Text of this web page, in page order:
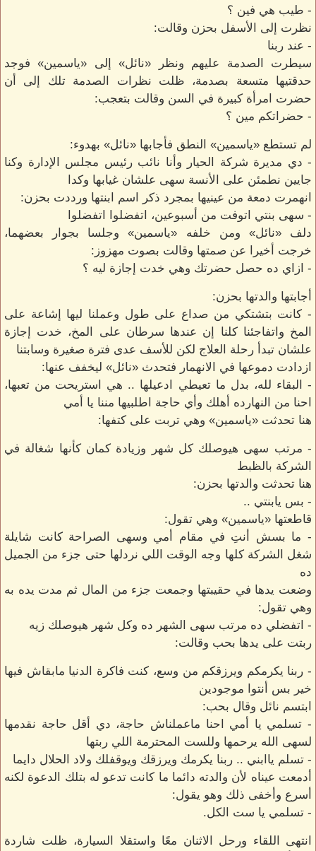
- طيب هي فين ؟
نظرت إلى الأسفل بحزن وقالت:
- عند ربنا
سيطرت الصدمة عليهم ونظر «نائل» إلى «ياسمين» فوجد
حدقتيها متسعة بصدمة، ظلت نظرات الصدمة تلك إلى أن
حضرت امرأة كبيرة في السن وقالت بتعجب:
- حضراتكم مين ؟
لم تستطع «ياسمين» النطق فأجابها «نائل» بهدوء:
- دي مديرة شركة الحيار وأنا نائب رئيس مجلس الإدارة وكنا
جايين نطمئن على الأنسة سهى علشان غيابها وكدا
انهمرت دمعة من عينيها بمجرد ذكر اسم ابنتها ورددت بحزن:
- سهى بنتي اتوفت من أسبوعين، اتفضلوا اتفضلوا
دلف «نائل» ومن خلفه «ياسمين» وجلسا بجوار بعضهما،
خرجت أخيرا عن صمتها وقالت بصوت مهزوز:
- ازاي ده حصل حضرتك وهي خدت إجازة ليه ؟
أجابتها والدتها بحزن:
- كانت بتشتكي من صداع على طول وعملنا ليها إشاعة على
المخ واتفاجئنا كلنا إن عندها سرطان على المخ، خدت إجازة
علشان تبدأ رحلة العلاج لكن للأسف عدى فترة صغيرة وسابتنا
ازدادت دموعها في الانهمار فتحدث «نائل» ليخفف عنها:
- البقاء لله، بدل ما تعيطي ادعيلها .. هي استريحت من تعبها،
احنا من النهارده أهلك وأي حاجة اطلبيها مننا يا أمي
هنا تحدثت «ياسمين» وهي تربت على كتفها:
- مرتب سهى هيوصلك كل شهر وزيادة كمان كأنها شغالة في
الشركة بالظبط
هنا تحدثت والدتها بحزن:
- بس يابنتي ..
قاطعتها «ياسمين» وهي تقول:
- ما بسش أنتِ في مقام أمي وسهى الصراحة كانت شايلة
شغل الشركة كلها وجه الوقت اللي نردلها حتى جزء من الجميل
ده
وضعت يدها في حقيبتها وجمعت جزء من المال ثم مدت يده به
وهي تقول:
- اتفضلي ده مرتب سهى الشهر ده وكل شهر هيوصلك زيه
ربتت على يدها بحب وقالت:
- ربنا يكرمكم ويرزقكم من وسع، كنت فاكرة الدنيا مابقاش فيها
خير بس أنتوا موجودين
ابتسم نائل وقال بحب:
- تسلمي يا أمي احنا ماعملناش حاجة، دي أقل حاجة نقدمها
لسهى الله يرحمها وللست المحترمة اللي ربتها
- تسلم ياابني .. ربنا يكرمك ويرزقك ويوقفلك ولاد الحلال دايما
أدمعت عيناه لأن والدته دائما ما كانت تدعو له بتلك الدعوة لكنه
أسرع وأخفى ذلك وهو يقول:
- تسلمي يا ست الكل.
انتهى اللقاء ورحل الاثنان معًا واستقلا السيارة، ظلت شاردة